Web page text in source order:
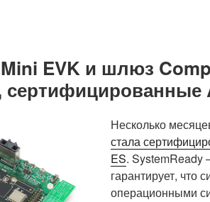
Mini EVK и шлюз
Несколько
стала
ES. SystemReady
гарантирует, что
операционными